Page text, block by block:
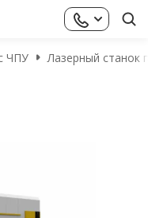
ЧПУ Лазерный станок